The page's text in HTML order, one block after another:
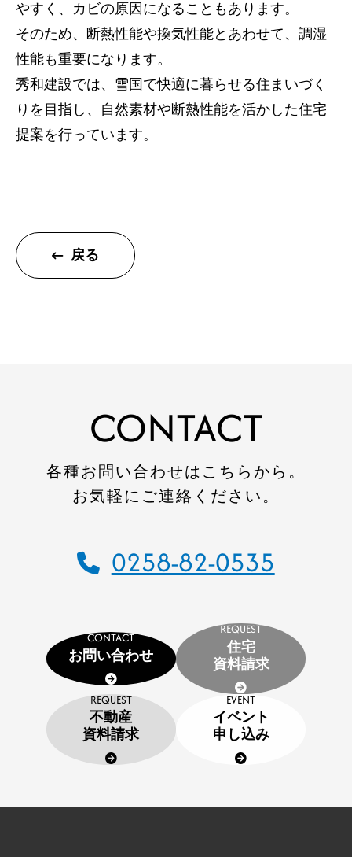
トップページ
建設
不動産
建設施工事例
住宅施工事例
環境事業施工事例
会社案内
インターンシップのご案内
お問い合わせ
住宅資料請求
不動産資料請求
やすく、カビの原因になることもあります。
そのため、断熱性能や換気性能とあわせて、調湿
性能も重要になります。
秀和建設では、雪国で快適に暮らせる住まいづく
りを目指し、自然素材や断熱性能を活かした住宅
提案を行っています。
戻る
CONTACT
各種お問い合わせはこちらから。
お気軽にご連絡ください。
0258-82-0535
CONTACT
お問い合わせ
REQUEST
住宅
資料請求
REQUEST
不動産
資料請求
EVENT
イベント
申し込み